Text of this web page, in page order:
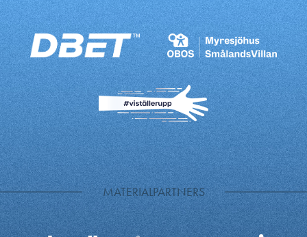
MATERIALPARTNERS